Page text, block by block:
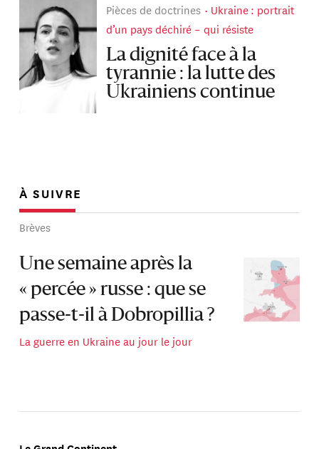
Pièces de doctrines
Ukraine : portrait
d’un pays déchiré – qui résiste
La dignité face à la
tyrannie : la lutte des
Ukrainiens continue
À SUIVRE
Brèves
Une semaine après la
« percée » russe : que se
passe-t-il à Dobropillia ?
La guerre en Ukraine au jour le jour